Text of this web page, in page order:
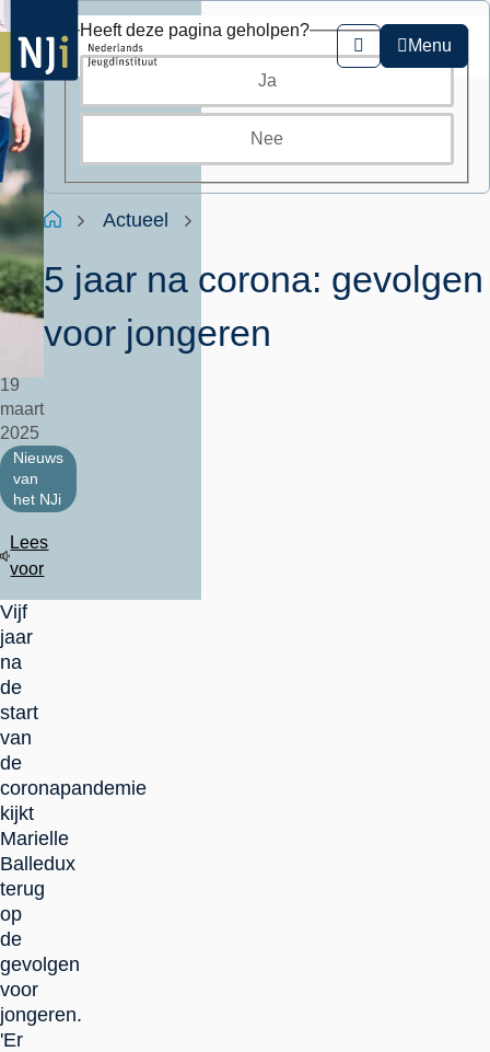
Overslaan
en
naar
de
inhoud
gaan
Zoeken
Menu
Kruimelpad
HomeActueel
5 jaar na corona: gevolgen
voor jongeren
19
maart
2025
Nieuws
van
het NJi
Lees
voor
Vijf
jaar
na
de
start
van
de
coronapandemie
kijkt
Marielle
Balledux
terug
op
de
gevolgen
voor
jongeren.
'Er
Heeft deze pagina geholpen?
Ja
Nee